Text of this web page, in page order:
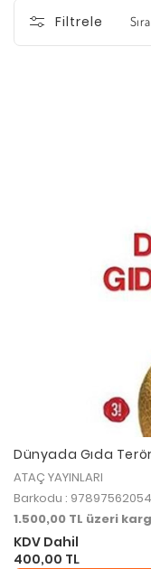
Filtrele
Dünyada Gıda
ATAÇ YAYINLARI
Barkodu :
1.500,00 TL üzeri
KDV Dahil
400,00 TL